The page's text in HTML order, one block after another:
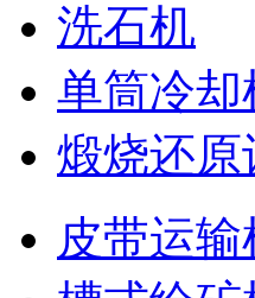
洗石机
单筒冷却
煅烧还原
皮带运输